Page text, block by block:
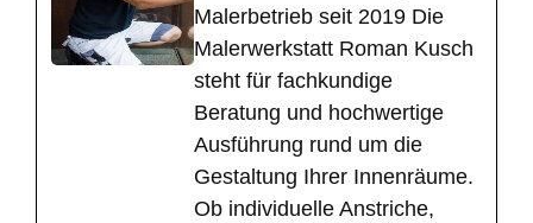
Malerbetrieb seit 2019 Die
Malerwerkstatt Roman Kusch
steht für fachkundige
Beratung und hochwertige
Ausführung rund um die
Gestaltung Ihrer Innenräume.
Ob individuelle Anstriche,